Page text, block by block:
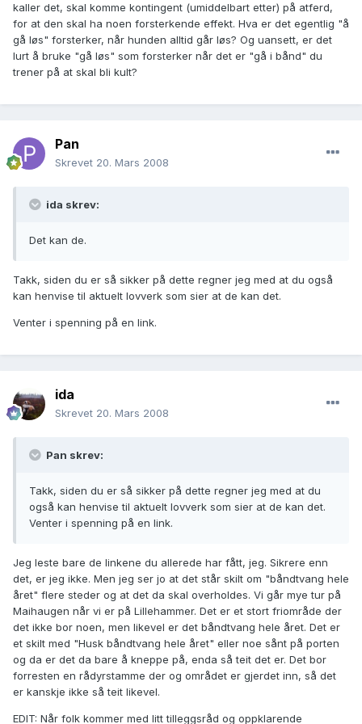
kaller det, skal komme kontingent (umiddelbart etter) på atferd,
for at den skal ha noen forsterkende effekt. Hva er det egentlig "å
gå løs" forsterker, når hunden alltid går løs? Og uansett, er det
lurt å bruke "gå løs" som forsterker når det er "gå i bånd" du
trener på at skal bli kult?
Pan
Skrevet 20. Mars 2008
ida skrev:
Det kan de.
Takk, siden du er så sikker på dette regner jeg med at du også
kan henvise til aktuelt lovverk som sier at de kan det.
Venter i spenning på en link.
ida
Skrevet 20. Mars 2008
Pan skrev:
Takk, siden du er så sikker på dette regner jeg med at du
også kan henvise til aktuelt lovverk som sier at de kan det.
Venter i spenning på en link.
Jeg leste bare de linkene du allerede har fått, jeg. Sikrere enn
det, er jeg ikke. Men jeg ser jo at det står skilt om "båndtvang hele
året" flere steder og at det da skal overholdes. Vi går mye tur på
Maihaugen når vi er på Lillehammer. Det er et stort friområde der
det ikke bor noen, men likevel er det båndtvang hele året. Det er
et skilt med "Husk båndtvang hele året" eller noe sånt på porten
og da er det da bare å kneppe på, enda så teit det er. Det bor
forresten en rådyrstamme der og området er gjerdet inn, så det
er kanskje ikke så teit likevel.
EDIT: Når folk kommer med litt tilleggsråd og oppklarende